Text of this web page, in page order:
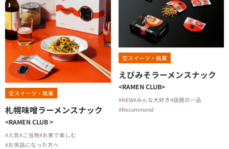
空スイーツ・銘菓
札幌味噌ラーメンスナック
<RAMEN CLUB >
#人気#ご当地#お家で楽しむ
#お世話になった方へ
空スイーツ・銘菓
えびみそラーメンスナック
<RAMEN CLUB>
#NEW#みんな大好き#話題の一品
#Recommend